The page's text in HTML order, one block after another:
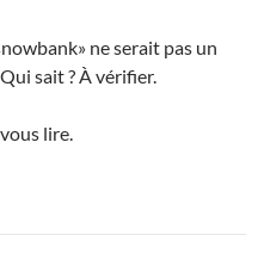
ne serait pas un
sait ? À vérifier.
lire.